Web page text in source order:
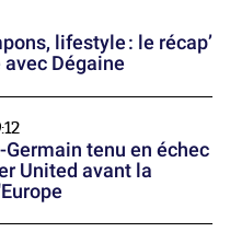
lifestyle : le récap’
Dégaine
tenu en échec
United avant la